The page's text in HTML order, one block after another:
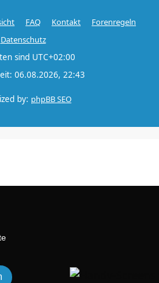
FAQ Kontakt
Forenregeln
Datenschutz
sind UTC+02:00
06.08.2026, 22:43
by: phpBB SEO